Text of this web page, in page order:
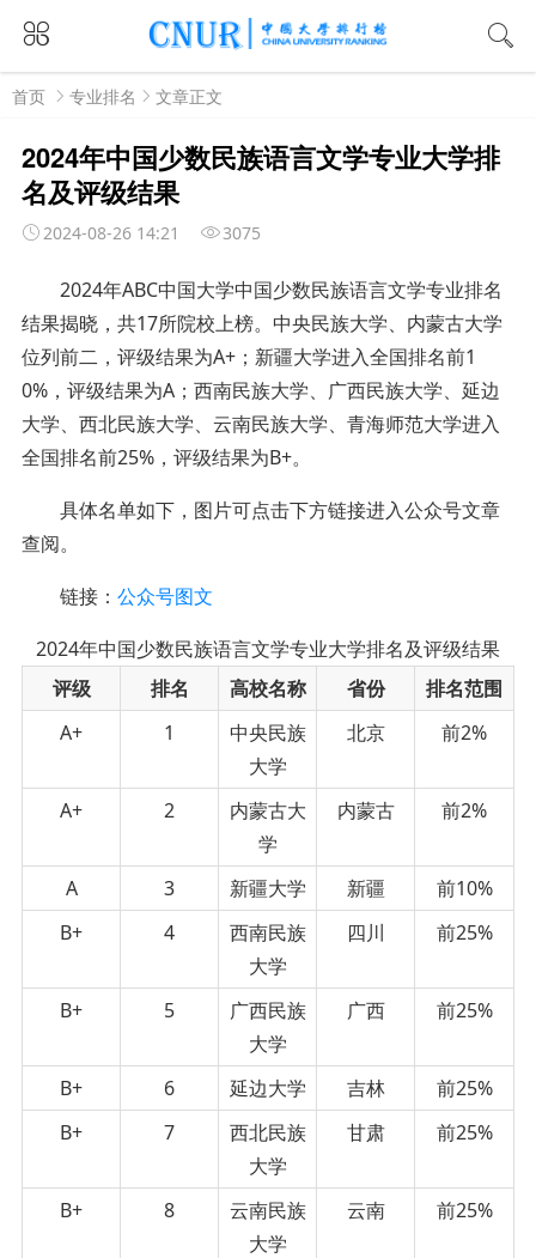
首页 专业排名 文章正文
2024年中国少数民族语言文学专业大学排
名及评级结果
2024-08-26 14:21 3075
2024年ABC中国大学中国少数民族语言文学专业排名
结果揭晓，共17所院校上榜。 中央民族大学、内蒙古大学
位列前二，评级结果为A+；新疆大学进入全国排名前1
0%，评级结果为A；西南民族大学、广西民族大学、延边
大学、西北民族大学、云南民族大学、青海师范大学进入
全国排名前25%，评级结果为B+。
具体名单如下，图片可点击下方链接进入公众号文章
查阅。
链接： 公众号图文
2024年中国少数民族语言文学专业大学排名及评级结果
评级
排名 高校名称 省份
排名范围
A+
1
中央民族
大学
北京 前2%
A+ 2
内蒙古大
学
内蒙古 前2%
A 3 新疆大学 新疆
前10%
B+
4
西南民族
大学
四川 前25%
B+ 5
广西民族
大学
广西 前25%
B+ 6 延边大学 吉林
前25%
B+
7
西北民族
大学
甘肃 前25%
B+ 8
云南民族
大学
云南 前25%